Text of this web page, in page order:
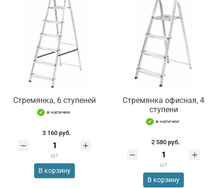
Стремянка, 6 ступеней
в наличии
3 160 руб.
шт
В корзину
Стремянка офисная, 4
ступени
в наличии
2 580 руб.
шт
В корзину